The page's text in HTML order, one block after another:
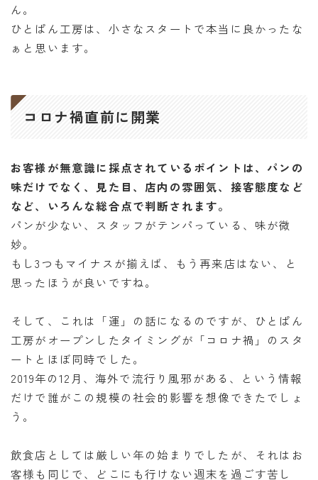
ん。
ひとぱん工房は、小さなスタートで本当に良かったな
ぁと思います。
コロナ禍直前に開業
お客様が無意識に採点されているポイントは、パンの
味だけでなく、見た目、店内の雰囲気、接客態度など
など、いろんな総合点で判断されます。
パンが少ない、スタッフがテンパっている、味が微
妙。
もし3つもマイナスが揃えば、もう再来店はない、と
思ったほうが良いですね。
そして、これは「運」の話になるのですが、ひとぱん
工房がオープンしたタイミングが「コロナ禍」のスタ
ートとほぼ同時でした。
2019年の12月、海外で流行り風邪がある、という情報
だけで誰がこの規模の社会的影響を想像できたでしょ
う。
飲食店としては厳しい年の始まりでしたが、それはお
客様も同じで、どこにも行けない週末を過ごす苦し